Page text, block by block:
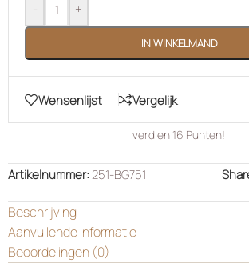
- +
IN WINKELMAND
Wensenlijst Vergelijk
verdien 16 Punten!
Artikelnummer:251-BG751
Beschrijving
Aanvullende informatie
Beoordelingen (0)